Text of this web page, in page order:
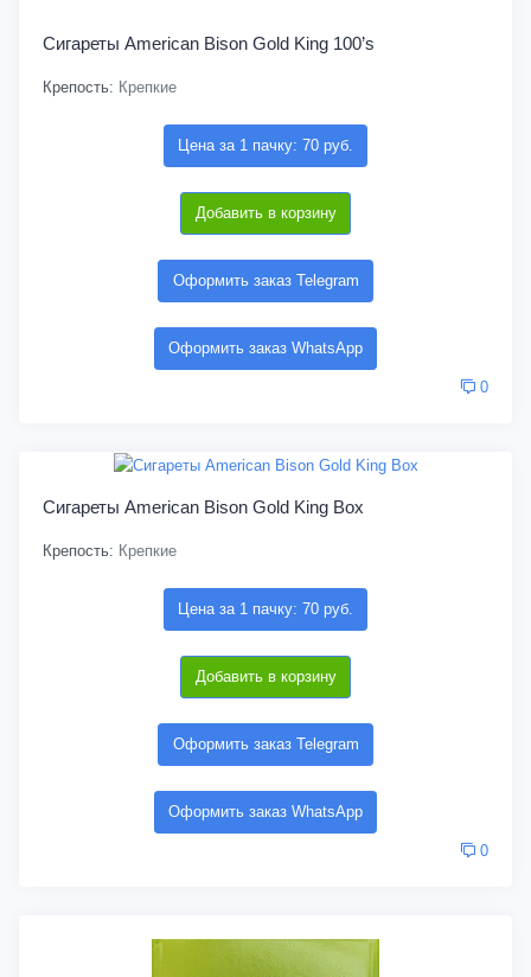
Сигареты American Bison Gold King 100’s
Крепость: Крепкие
Цена за 1 пачку: 70 руб.
Добавить в корзину
Оформить заказ Telegram
Оформить заказ WhatsApp
0
Сигареты American Bison Gold King Box
Крепость: Крепкие
Цена за 1 пачку: 70 руб.
Добавить в корзину
Оформить заказ Telegram
Оформить заказ WhatsApp
0